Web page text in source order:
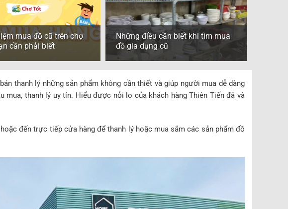
mua đồ cũ trên chợ
cần phải biết
Những điều cần biết khi tìm mua
đồ gia dụng cũ
thanh lý những sản phẩm không cần thiết và giúp người mua dễ dàng
thanh lý uy tín. Hiểu được nỗi lo của khách hàng Thiên Tiến đã và
đến trực tiếp cửa hàng để thanh lý hoặc mua sắm các sản phẩm đồ